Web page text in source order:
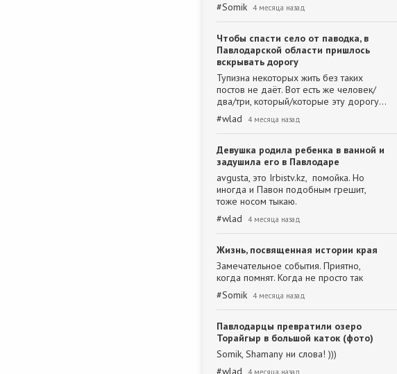
#Somik 4 месяца назад
Чтобы спасти село от паводка, в
Павлодарской области пришлось
вскрывать дорогу
Тупизна некоторых жить без таких
постов не даёт. Вот есть же человек/
два/три, который/которые эту дорогу…
#wlad 4 месяца назад
Девушка родила ребенка в ванной и
задушила его в Павлодаре
avgusta, это Irbistv.kz, помойка. Но
иногда и Павон подобным грешит,
тоже носом тыкаю.
#wlad 4 месяца назад
Жизнь, посвященная истории края
Замечательное события. Приятно,
когда помнят. Когда не просто так
#Somik 4 месяца назад
Павлодарцы превратили озеро
Торайгыр в большой каток (фото)
Somik, Shamanу ни слова! )))
#wlad 4 месяца назад